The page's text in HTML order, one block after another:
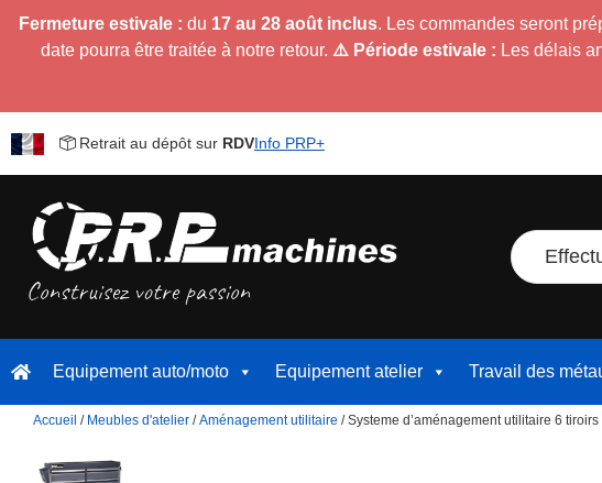
Fermeture estivale : du 17 au 28 août inclus. Les commandes seront
date pourra être traitée à notre retour. ⚠️ Période estivale : Les délais
Retrait au dépôt sur RDVInfo PRP+
Equipement auto/moto Equipement atelier Travail des
Accueil / Meubles d'atelier /Aménagement utilitaire / Systeme d’aménagement utilitaire 6 tiroirs